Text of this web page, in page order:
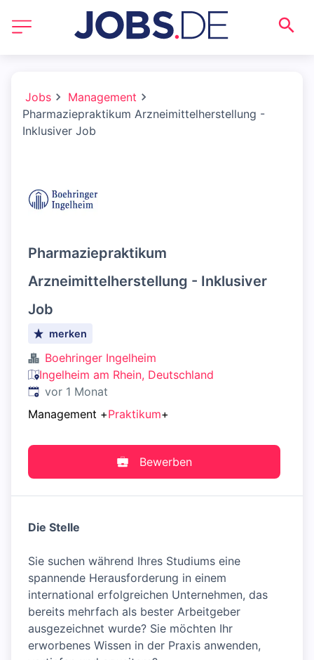
Jobs
Management
Pharmaziepraktikum Arzneimittelherstellung -
Inklusiver Job
Pharmaziepraktikum
Arzneimittelherstellung - Inklusiver
Job
merken
Boehringer Ingelheim
Ingelheim am Rhein, Deutschland
Veröffentlicht:
vor 1 Monat
Management +Praktikum+
Bewerben
Die Stelle
Sie suchen während Ihres Studiums eine
spannende Herausforderung in einem
international erfolgreichen Unternehmen, das
bereits mehrfach als bester Arbeitgeber
ausgezeichnet wurde? Sie möchten Ihr
erworbenes Wissen in der Praxis anwenden,